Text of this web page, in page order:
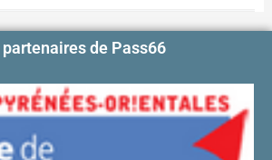
partenaires de Pass66